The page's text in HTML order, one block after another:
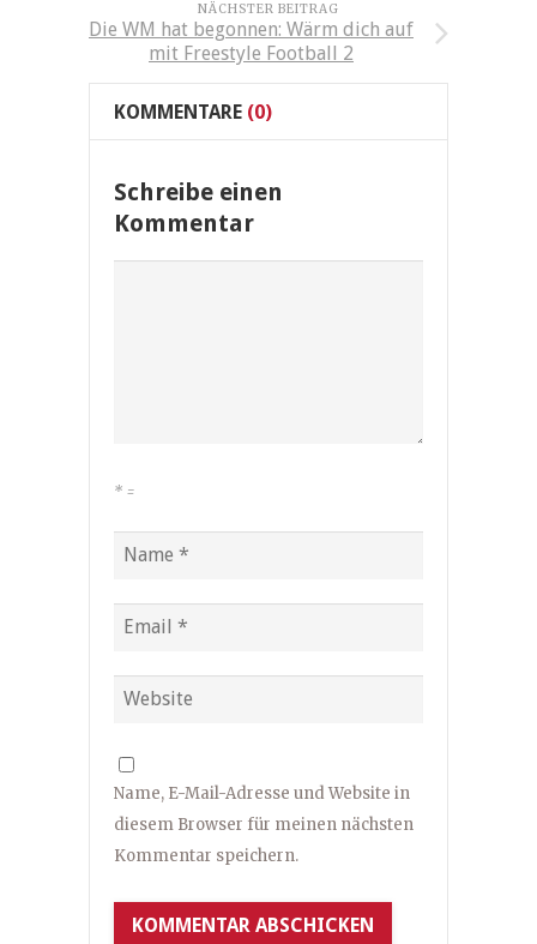
NÄCHSTER BEITRAG
Die WM hat begonnen: Wärm dich auf
mit Freestyle Football 2
KOMMENTARE (0)
Schreibe einen
Kommentar
* =
Name, E-Mail-Adresse und Website in
diesem Browser für meinen nächsten
Kommentar speichern.